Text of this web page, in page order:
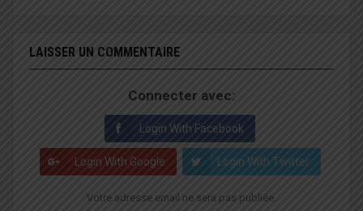
LAISSER UN COMMENTAIRE
Connecter avec:
Login With Facebook
Login With Google Login With Twitter
Votre adresse email ne sera pas publiée.